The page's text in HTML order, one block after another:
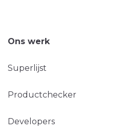
Ons werk
Superlijst
Productchecker
Developers